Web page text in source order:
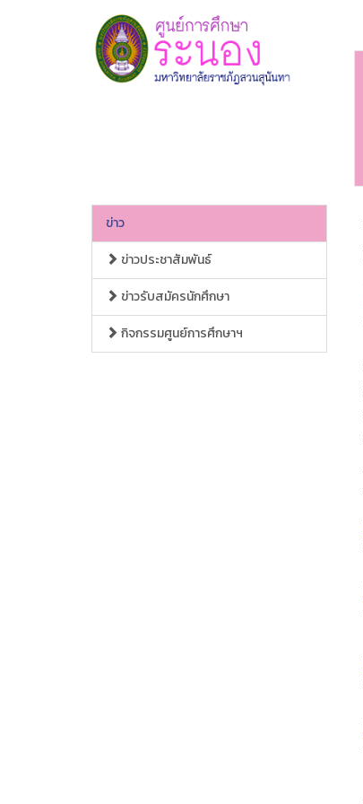
ข่าว
ข่าวประชาสัมพันธ์
ข่าวรับสมัครนักศึกษา
กิจกรรมศูนย์การศึกษาฯ